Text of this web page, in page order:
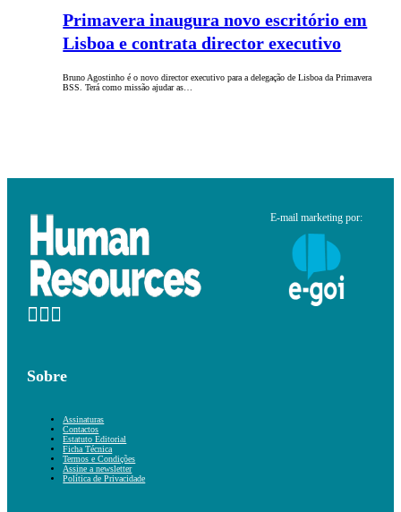
Primavera inaugura novo escritório em
Lisboa e contrata director executivo
Bruno Agostinho é o novo director executivo para a delegação de Lisboa da Primavera
BSS. Terá como missão ajudar as…
E-mail marketing por:
Sobre
Assinaturas
Contactos
Estatuto Editorial
Ficha Técnica
Termos e Condições
Assine a newsletter
Política de Privacidade